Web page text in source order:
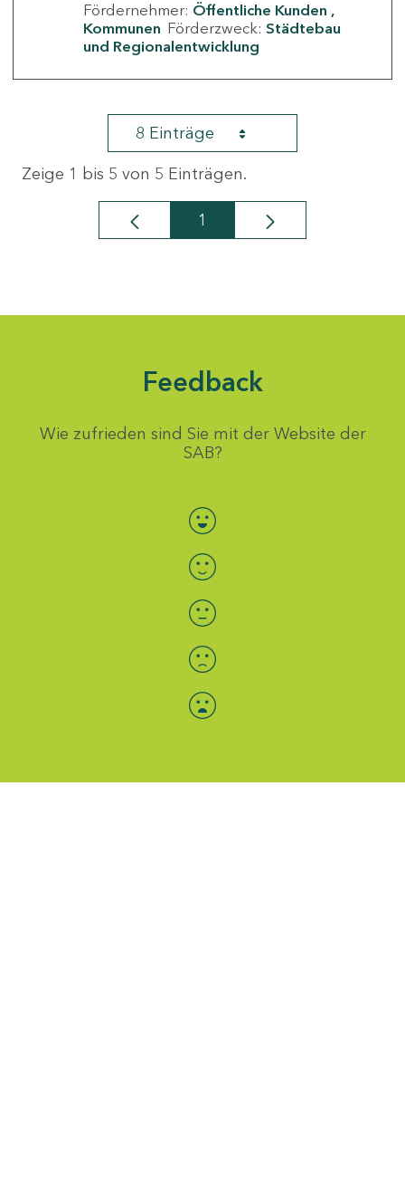
Fördernehmer: Öffentliche Kunden
Kommunen Förderzweck: Städtebau
und Regionalentwicklung
8 Einträge
Zeige 1 bis 5 von 5 Einträgen.
Seite
1
Feedback
Wie zufrieden sind Sie mit der Website der
SAB?
Bewertung auswählen